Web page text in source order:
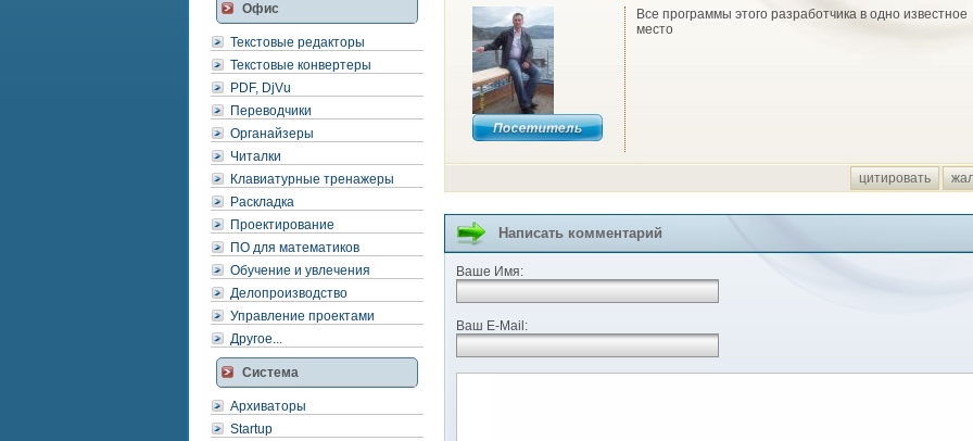
Офис
Текстовые редакторы
Текстовые конвертеры
PDF, DjVu
Переводчики
Органайзеры
Читалки
Клавиатурные тренажеры
Раскладка
Проектирование
ПО для математиков
Обучение и увлечения
Делопроизводство
Управление проектами
Другое...
Система
Архиваторы
Startup
Все программы этого разработчика в одно известное
место
цитировать
Написать комментарий
Ваше Имя:
Ваш E-Mail: